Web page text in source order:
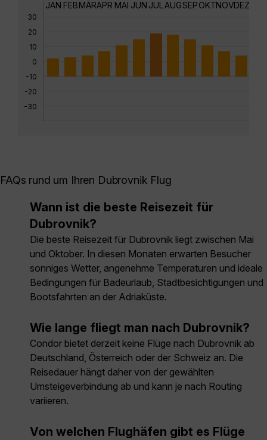
30
20
10
0
-10
-20
-30
JAN FEBMÄRAPR MAI JUN JUL AUGSEPOKTNOVDEZ
FAQs rund um Ihren Dubrovnik Flug
Wann ist die beste Reisezeit für
Dubrovnik?
Die beste Reisezeit für Dubrovnik liegt zwischen Mai
und Oktober. In diesen Monaten erwarten Besucher
sonniges Wetter, angenehme Temperaturen und ideale
Bedingungen für Badeurlaub, Stadtbesichtigungen und
Bootsfahrten an der Adriaküste.
Wie lange fliegt man nach Dubrovnik?
Condor bietet derzeit keine Flüge nach Dubrovnik ab
Deutschland, Österreich oder der Schweiz an. Die
Reisedauer hängt daher von der gewählten
Umsteigeverbindung ab und kann je nach Routing
variieren.
Von welchen Flughäfen gibt es Flüge